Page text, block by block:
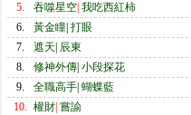
5.
吞噬星空 我吃西紅柿
6.
黃金瞳 打眼
7.
遮天 辰東
8.
修神外傳 小段探花
9.
全職高手 蝴蝶藍
10. 權財 嘗諭